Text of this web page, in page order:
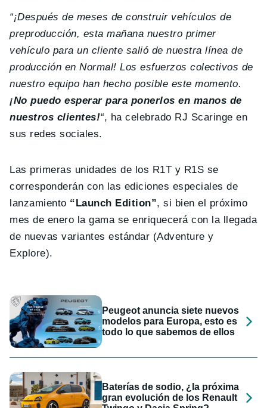
“¡Después de meses de construir vehículos de
preproducción, esta mañana nuestro primer
vehículo para un cliente salió de nuestra línea de
producción en Normal! Los esfuerzos colectivos de
nuestro equipo han hecho posible este momento.
¡No puedo esperar para ponerlos en manos de
nuestros clientes!“, ha celebrado RJ Scaringe en
sus redes sociales.
Las primeras unidades de los R1T y R1S se
corresponderán con las ediciones especiales de
lanzamiento “Launch Edition”, si bien el próximo
mes de enero la gama se enriquecerá con la llegada
de nuevas variantes estándar (Adventure y
Explore).
Peugeot anuncia siete nuevos
modelos para Europa, esto es
todo lo que sabemos de ellos
Baterías de sodio, ¿la próxima
gran evolución de los Renault